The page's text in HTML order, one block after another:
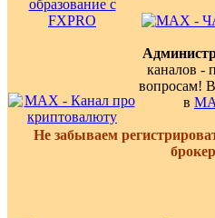
каналов -
вопросам! В
в
Не забываем